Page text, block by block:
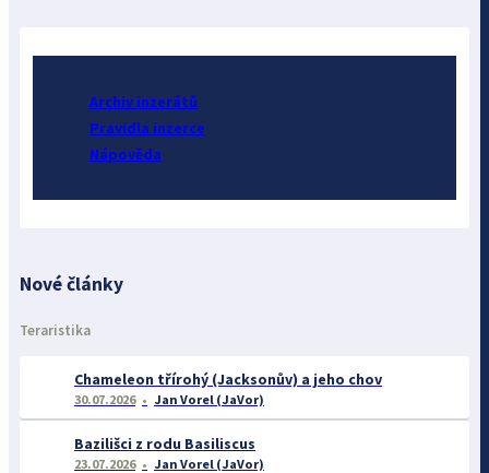
Archiv inzerátů
Pravidla inzerce
Nápověda
Nové články
Teraristika
Chameleon třírohý (Jacksonův) a jeho chov
30.07.2026 Jan Vorel (JaVor)
Bazilišci z rodu Basiliscus
23.07.2026 Jan Vorel (JaVor)